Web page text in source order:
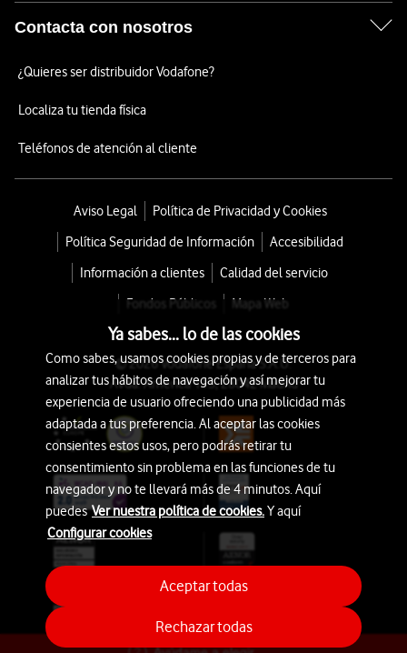
Contacta con nosotros
¿Quieres ser distribuidor Vodafone?
Localiza tu tienda física
Teléfonos de atención al cliente
Aviso Legal
Política de Privacidad y Cookies
Política Seguridad de Información
Accesibilidad
Información a clientes
Calidad del servicio
Fondos Públicos
Mapa Web
© 2026 Vodafone España S.A.U.
Avda. América 115, 28042 Madrid
Ya sabes... lo de las cookies
Como sabes, usamos cookies propias y de terceros para
analizar tus hábitos de navegación y así mejorar tu
experiencia de usuario ofreciendo una publicidad más
adaptada a tus preferencia. Al aceptar las cookies
consientes estos usos, pero podrás retirar tu
consentimiento sin problema en las funciones de tu
navegador y no te llevará más de 4 minutos. Aquí
puedesVer nuestra política de cookies.Y aquí
Configurar cookies
Rechazar todas
Aceptar todas